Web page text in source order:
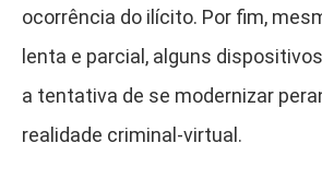
ocorrência do ilícito. Por fim,
lenta e parcial, alguns
a tentativa de se modernizar
realidade criminal-virtual.